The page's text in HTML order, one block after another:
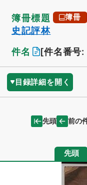
簿冊標題 簿冊
史記評林
件名
[件名番号
目録詳細を開く
先頭 前の
先頭